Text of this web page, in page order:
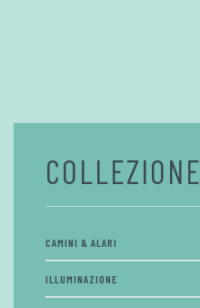
COLLEZIONE
CAMINI & ALARI
ILLUMINAZIONE